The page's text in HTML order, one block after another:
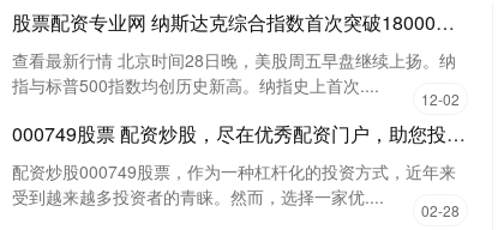
股票配资专业网 纳斯达克综合指数首次突破18000点关口
查看最新行情 北京时间28日晚，美股周五早盘继续上扬。纳
指与标普500指数均创历史新高。纳指史上首次....
12-02
000749股票 配资炒股，尽在优秀配资门户，助您投资无忧
配资炒股000749股票，作为一种杠杆化的投资方式，近年来
受到越来越多投资者的青睐。然而，选择一家优....
02-28